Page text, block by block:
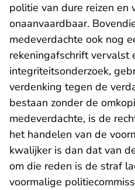
politie van dure reizen en
onaanvaardbaar.
medeverdachte ook nog
rekeningafschrift vervalst
integriteitsonderzoek,
verdenking tegen de
bestaan zonder de
medeverdachte, is de
het handelen van de
kwalijker is dan dat van
om die reden is de straf
voormalige